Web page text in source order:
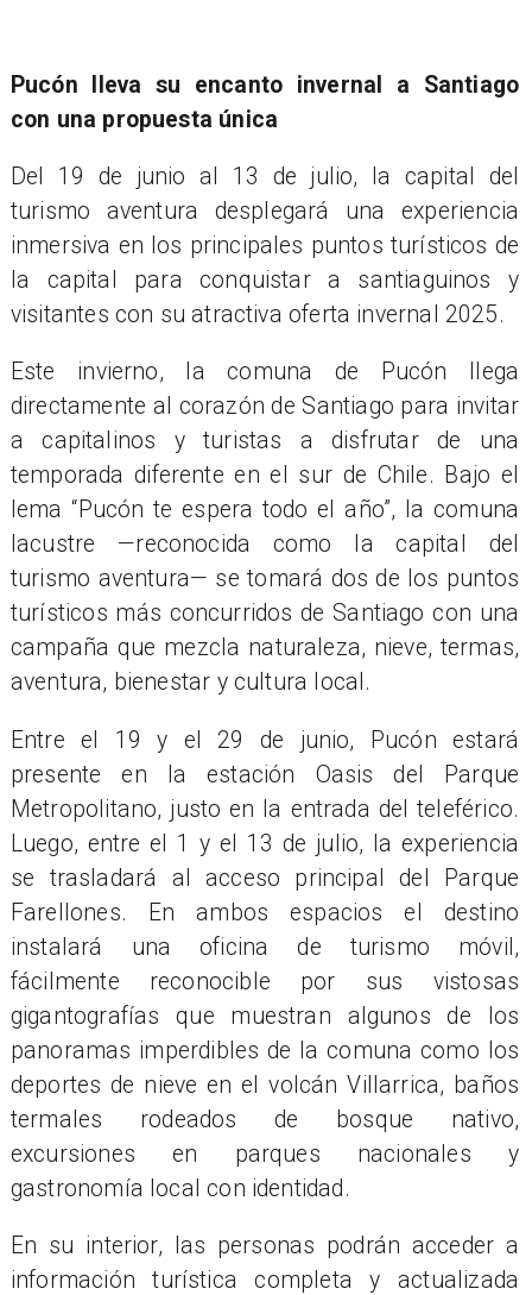
Pucón lleva su encanto invernal a Santiago
con una propuesta única
Del 19 de junio al 13 de julio, la capital del
turismo aventura desplegará una experiencia
inmersiva en los principales puntos turísticos de
la capital para conquistar a santiaguinos y
visitantes con su atractiva oferta invernal 2025.
Este invierno, la comuna de Pucón llega
directamente al corazón de Santiago para invitar
a capitalinos y turistas a disfrutar de una
temporada diferente en el sur de Chile. Bajo el
lema “Pucón te espera todo el año”, la comuna
lacustre —reconocida como la capital del
turismo aventura— se tomará dos de los puntos
turísticos más concurridos de Santiago con una
campaña que mezcla naturaleza, nieve, termas,
aventura, bienestar y cultura local.
Entre el 19 y el 29 de junio, Pucón estará
presente en la estación Oasis del Parque
Metropolitano, justo en la entrada del teleférico.
Luego, entre el 1 y el 13 de julio, la experiencia
se trasladará al acceso principal del Parque
Farellones. En ambos espacios el destino
instalará una oficina de turismo móvil,
fácilmente reconocible por sus vistosas
gigantografías que muestran algunos de los
panoramas imperdibles de la comuna como los
deportes de nieve en el volcán Villarrica, baños
termales rodeados de bosque nativo,
excursiones en parques nacionales y
gastronomía local con identidad.
En su interior, las personas podrán acceder a
información turística completa y actualizada